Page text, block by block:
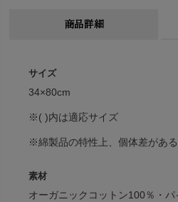
商品詳細
サイズ
34×80cm
※( )内は適応サイズ
※綿製品の特性上、個体差がある
素材
オーガニックコットン100％・パ